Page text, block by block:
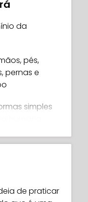
da
pés,
pernas e
simples
humana
iniciantes,
de praticar